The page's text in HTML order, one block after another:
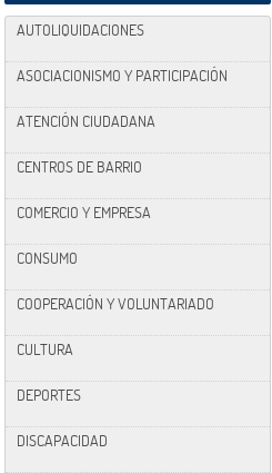
AUTOLIQUIDACIONES
ASOCIACIONISMO Y PARTICIPACIÓN
ATENCIÓN CIUDADANA
CENTROS DE BARRIO
COMERCIO Y EMPRESA
CONSUMO
COOPERACIÓN Y VOLUNTARIADO
CULTURA
DEPORTES
DISCAPACIDAD